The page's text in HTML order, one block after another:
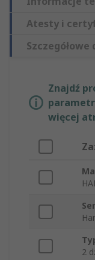
Atesty i
Znajdź
więcej
2